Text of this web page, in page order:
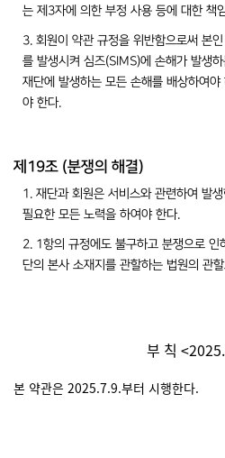
는 제3자에 의한 부정 사용 등에 대한 책
3. 회원이 약관 규정을 위반함으로써 본
를 발생시켜 심즈(SIMS)에 손해가 발생
재단에 발생하는 모든 손해를 배상하여
야 한다.
제19조 (분쟁의 해결)
1. 재단과 회원은 서비스와 관련하여 발
필요한 모든 노력을 하여야 한다.
2. 1항의 규정에도 불구하고 분쟁으로 인
단의 본사 소재지를 관할하는 법원의 관
부 칙
본 약관은 2025.7.9.부터 시행한다.